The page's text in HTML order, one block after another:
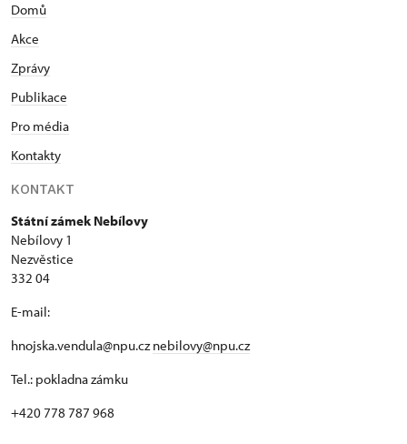
Domů
Akce
Zprávy
Publikace
Pro média
Kontakty
KONTAKT
Státní zámek Nebílovy
Nebílovy 1
Nezvěstice
332 04
E-mail:
hnojska.vendula@npu.cznebilovy@npu.cz
Tel.: pokladna zámku
+420 778 787 968